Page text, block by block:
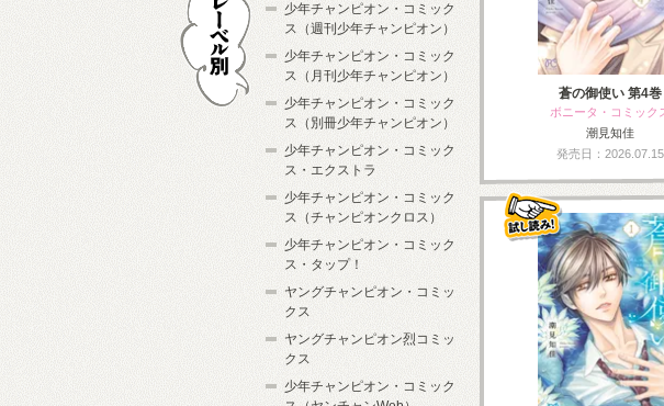
蒼の御使い 第4巻
ボニータ・コミック
潮見知佳
発売日：2026.07.15
少年チャンピオン・コミック
ス（週刊少年チャンピオン）
少年チャンピオン・コミック
ス（月刊少年チャンピオン）
少年チャンピオン・コミック
ス（別冊少年チャンピオン）
少年チャンピオン・コミック
ス・エクストラ
少年チャンピオン・コミック
ス（チャンピオンクロス）
少年チャンピオン・コミック
ス・タップ！
ヤングチャンピオン・コミッ
クス
ヤングチャンピオン烈コミッ
クス
少年チャンピオン・コミック